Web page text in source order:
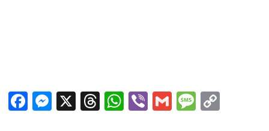
Facebook
Messenger
X Threads
WhatsApp
ViberGmail